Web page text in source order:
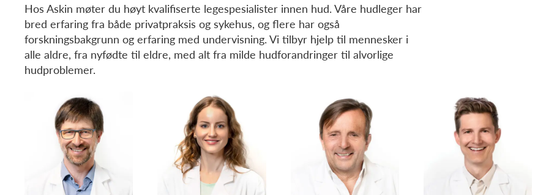
Hos Askin møter du høyt kvalifiserte legespesialister innen hud. Våre hudleger har
bred erfaring fra både privatpraksis og sykehus, og flere har også
forskningsbakgrunn og erfaring med undervisning. Vi tilbyr hjelp til mennesker i
alle aldre, fra nyfødte til eldre, med alt fra milde hudforandringer til alvorlige
hudproblemer.
Xiaotong Li Roza Garvik Vladimir Jankovic